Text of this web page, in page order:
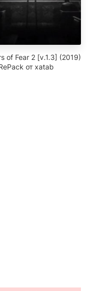
of Fear 2 [v.1.3] (2019)
от xatab